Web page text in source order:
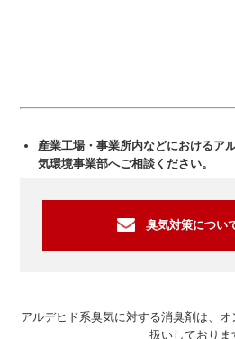
産業工場・事業所内などにおけるア
気環境事業部へご相談ください。
臭気対策につい
アルデヒド系臭気に対する消臭剤は、
扱いしておりま